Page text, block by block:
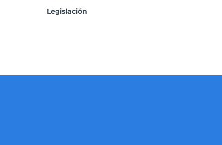
Legislación